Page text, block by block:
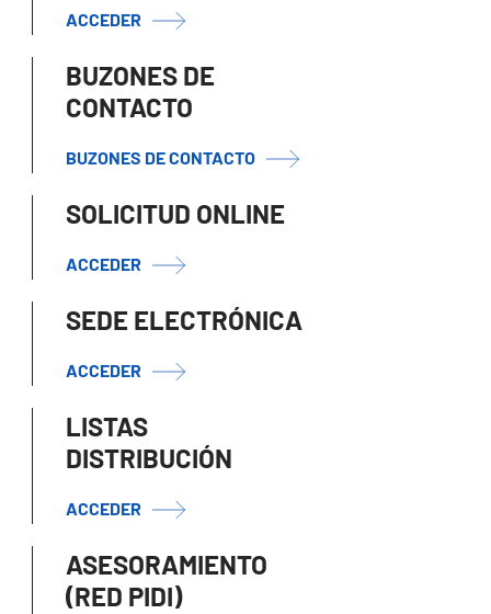
ACCEDER
BUZONES DE
CONTACTO
BUZONES DE CONTACTO
SOLICITUD ONLINE
ACCEDER
SEDE ELECTRÓNICA
ACCEDER
LISTAS
DISTRIBUCIÓN
ACCEDER
ASESORAMIENTO
(RED PIDI)